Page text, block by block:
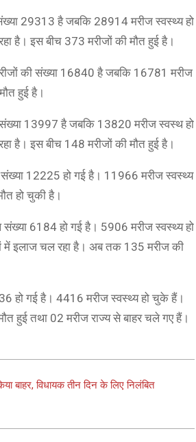
29313 है जबकि 28914 मरीज स्वस्थ्य हो
है। इस बीच 373 मरीजों की मौत हुई है।
की संख्या 16840 है जबकि 16781 मरीज
हुई है।
संख्या 13997 है जबकि 13820 मरीज स्वस्थ हो
है। इस बीच 148 मरीजों की मौत हुई है।
संख्या 12225 हो गई है। 11966 मरीज स्वस्थ्य
हो चुकी है।
संख्या 6184 हो गई है। 5906 मरीज स्वस्थ्य हो
में इलाज चल रहा है। अब तक 135 मरीज की
हो गई है। 4416 मरीज स्वस्थ्य हो चुके हैं।
हुई तथा 02 मरीज राज्य से बाहर चले गए हैं।
बाहर, विधायक तीन दिन के लिए निलंबित